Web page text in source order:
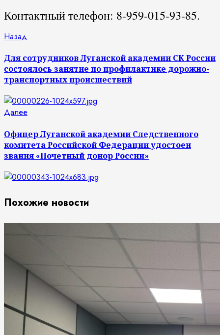
Контактный телефон: 8-959-015-93-85.
Продолжить
чтение
Назад
Для сотрудников Луганской академии СК России
состоялось занятие по профилактике дорожно-
транспортных происшествий
ДалееСледующая
Офицер Луганской академии Следственного
комитета Российской Федерации удостоен
звания «Почетный донор России»
Похожие новости